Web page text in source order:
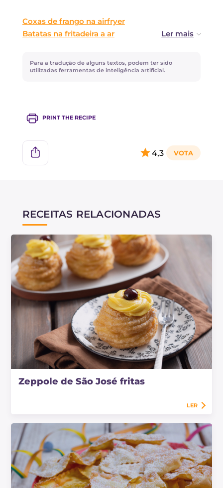
Para o número de zeppole a serem cozidas,
ajuste-se de acordo com o tamanho da sua
Coxas de frango na airfryer
Batatas na fritadeira a ar
Ovos cozidos na air fryer
Asas de frango na fritadeira elétrica
Para a tradução de alguns textos, podem ter sido
utilizadas ferramentas de inteligência artificial.
PRINT THE RECIPE
4,3
RECEITAS RELACIONADAS
Zeppole de São José fritas
LER